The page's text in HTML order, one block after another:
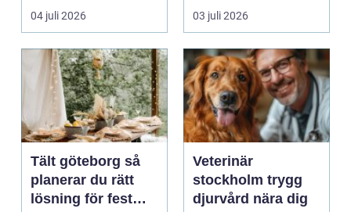
direkt: hur laddar m...
04 juli 2026
en utsatt situatio...
03 juli 2026
Tält göteborg så
planerar du rätt
lösning för fest
Veterinär
stockholm trygg
djurvård nära dig